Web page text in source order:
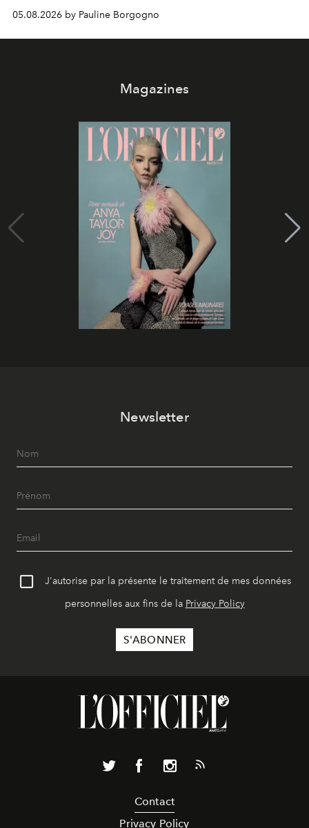
accompagner les explorations du quotidien.
05.08.2026 by Pauline Borgogno
Magazines
Newsletter
J'autorise par la présente le traitement de mes données
personnelles aux fins de la Privacy Policy
Contact
Privacy Policy